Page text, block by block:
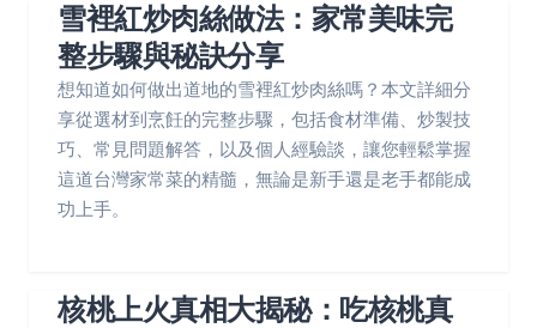
雪裡紅炒肉絲做法：家常美味完
整步驟與秘訣分享
想知道如何做出道地的雪裡紅炒肉絲嗎？本文詳細分
享從選材到烹飪的完整步驟，包括食材準備、炒製技
巧、常見問題解答，以及個人經驗談，讓您輕鬆掌握
這道台灣家常菜的精髓，無論是新手還是老手都能成
功上手。
核桃上火真相大揭秘：吃核桃真